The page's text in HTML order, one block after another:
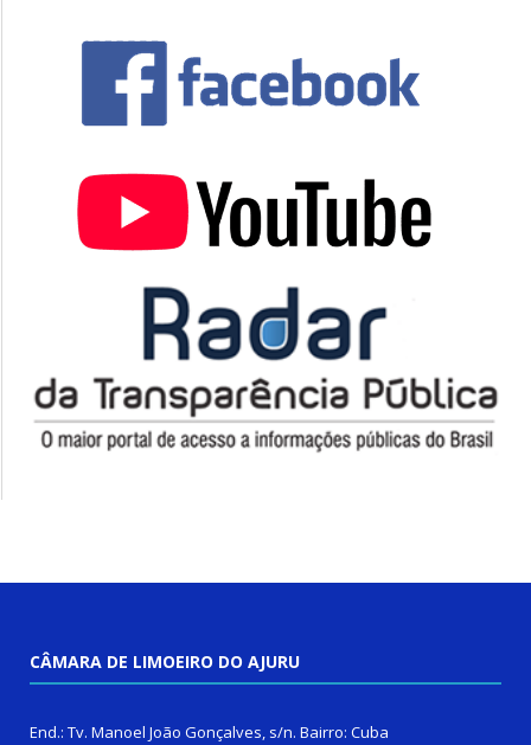
CÂMARA DE LIMOEIRO DO AJURU
End.: Tv. Manoel João Gonçalves, s/n. Bairro: Cuba